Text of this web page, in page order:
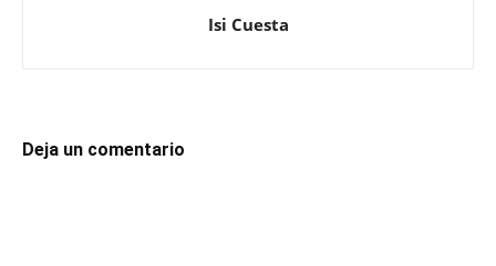
Isi Cuesta
Deja un comentario